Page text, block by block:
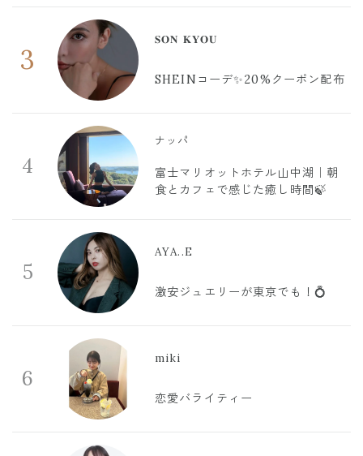
3
𝐒𝐎𝐍 𝐊𝐘𝐎𝐔
SHEINコーデ✨20%クーポン配布
4
ナッパ
富士マリオットホテル山中湖｜朝
食とカフェで感じた癒し時間🍃
5
AYA..E
激安ジュエリーが東京でも！💍
6
miki
恋愛バライティー